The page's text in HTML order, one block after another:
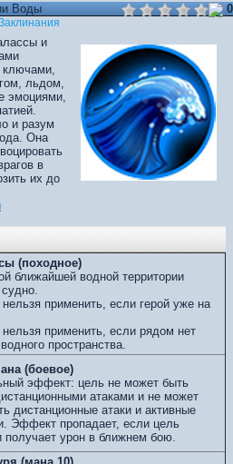
0
Воды
и
льдом,
эмоциями,
и разум
Она
в
их до
(походное)
ближайшей водной территории
применить, если герой уже на
применить, если рядом нет
пространства.
(боевое)
эффект: цель не может быть
атаками и не может
дистанционные атаки и активные
Эффект пропадает, если цель
получает урон в ближнем бою.